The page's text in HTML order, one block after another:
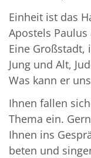
Einheit ist das
Apostels
Eine Großstadt,
Jung und Alt,
Was kann er
Ihnen fallen
Thema ein.
Ihnen ins
beten und